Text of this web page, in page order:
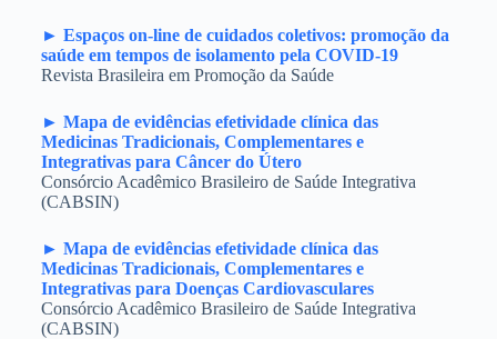
► Espaços on-line de cuidados coletivos: promoção da
saúde em tempos de isolamento pela COVID-19
Revista Brasileira em Promoção da Saúde
► Mapa de evidências efetividade clínica das
Medicinas Tradicionais, Complementares e
Integrativas para Câncer do Útero
Consórcio Acadêmico Brasileiro de Saúde Integrativa
(CABSIN)
► Mapa de evidências efetividade clínica das
Medicinas Tradicionais, Complementares e
Integrativas para Doenças Cardiovasculares
Consórcio Acadêmico Brasileiro de Saúde Integrativa
(CABSIN)